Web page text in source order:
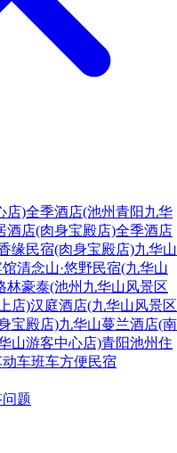
店)全季酒店(池州青阳九华
酒店(肉身宝殿店)全季酒店
缘民宿(肉身宝殿店)九华山
馆清念山·悠野民宿(九华山
林豪泰(池州九华山风景区
店)汉庭酒店(九华山风景区
宝殿店)九华山蔓兰酒店(南
山游客中心店)青阳池州住
动车班车方便民宿
题